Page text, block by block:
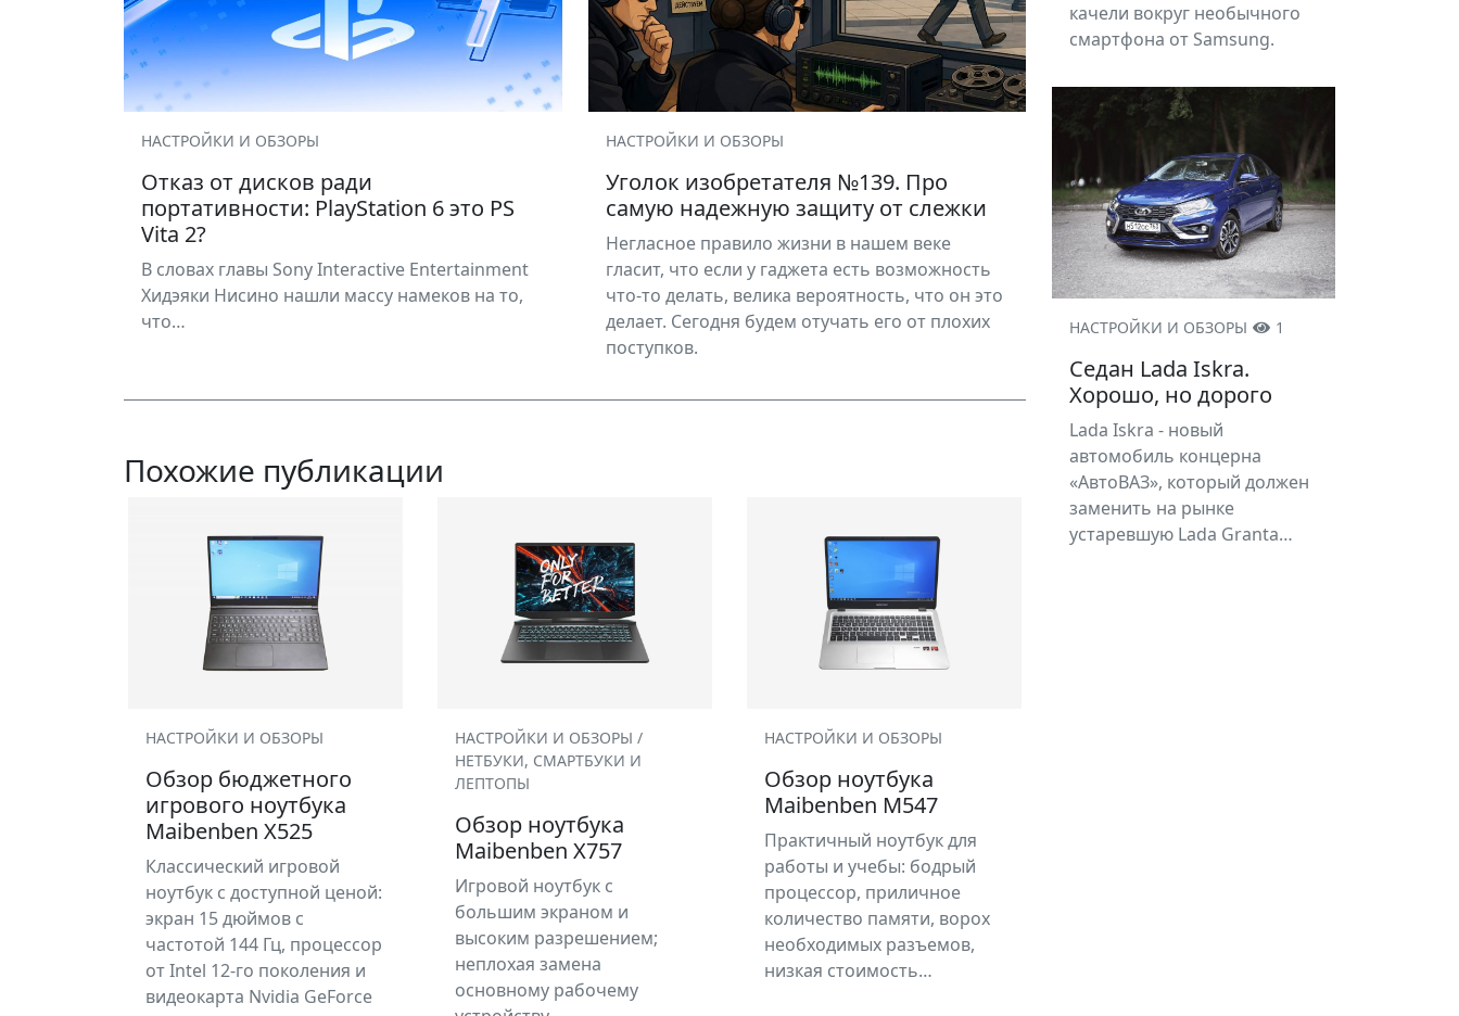
НАСТРОЙКИ И ОБЗОРЫ
Отказ от дисков ради
портативности: PlayStation 6 это PS
Vita 2?
В словах главы Sony Interactive Entertainment
Хидэяки Нисино нашли массу намеков на то,
что…
НАСТРОЙКИ И ОБЗОРЫ
Уголок изобретателя №139. Про
самую надежную защиту от слежки
Негласное правило жизни в нашем веке
гласит, что если у гаджета есть возможность
что-то делать, велика вероятность, что он это
делает. Сегодня будем отучать его от плохих
поступков.
Похожие публикации
НАСТРОЙКИ И ОБЗОРЫ
Обзор бюджетного
игрового ноутбука
Maibenben X525
Классический игровой
ноутбук с доступной ценой:
экран 15 дюймов с
частотой 144 Гц, процессор
от Intel 12-го поколения и
видеокарта Nvidia GeForce
НАСТРОЙКИ И ОБЗОРЫ /
НЕТБУКИ, СМАРТБУКИ И
ЛЕПТОПЫ
Обзор ноутбука
Maibenben X757
Игровой ноутбук с
большим экраном и
высоким разрешением;
неплохая замена
основному рабочему
НАСТРОЙКИ И ОБЗОРЫ
Обзор ноутбука
Maibenben M547
Практичный ноутбук для
работы и учебы: бодрый
процессор, приличное
количество памяти, ворох
необходимых разъемов,
низкая стоимость…
качели вокруг необычного
смартфона от Samsung.
НАСТРОЙКИ И ОБЗОРЫ 1
Седан Lada Iskra.
Хорошо, но дорого
Lada Iskra - новый
автомобиль концерна
«АвтоВАЗ», который должен
заменить на рынке
устаревшую Lada Granta…